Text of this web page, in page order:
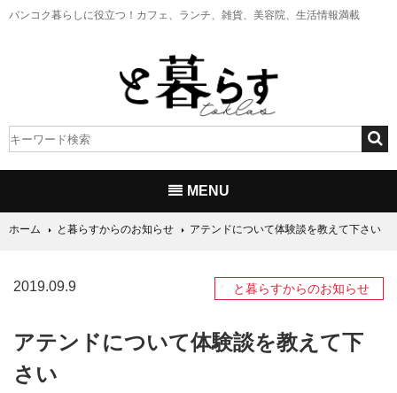
バンコク暮らしに役立つ！ カフェ、ランチ、雑貨、美容院、生活情報満載
MENU
ホーム と暮らすからのお知らせ アテンドについて体験談を教えて下さい
2019.09.9 と暮らすからのお知らせ
アテンドについて体験談を教えて下
さい